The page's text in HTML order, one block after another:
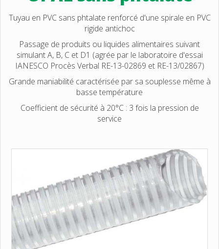
Tuyau en PVC sans phtalate renforcé d'une spirale en PVC
rigide antichoc
Passage de produits ou liquides alimentaires suivant
simulant A, B, C et D1 (agrée par le laboratoire d'essai
IANESCO Procès Verbal RE-13-02869 et RE-13/02867)
Grande maniabilité caractérisée par sa souplesse même à
basse température
Coefficient de sécurité à 20°C : 3 fois la pression de
service